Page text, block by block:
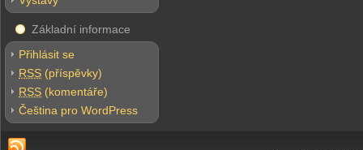
Základní informace
Přihlásit se
RSS (příspěvky)
RSS (komentáře)
Čeština pro WordPress